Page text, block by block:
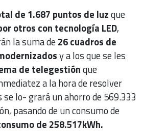
de 1.687 puntos de luzque
otros con tecnología LED,
la suma de26 cuadros de
y a los que se les
de telegestiónque
a la hora de resolver
se lo- grará un ahorro de 569.333
pasando de un consumo de
de 258.517kWh.